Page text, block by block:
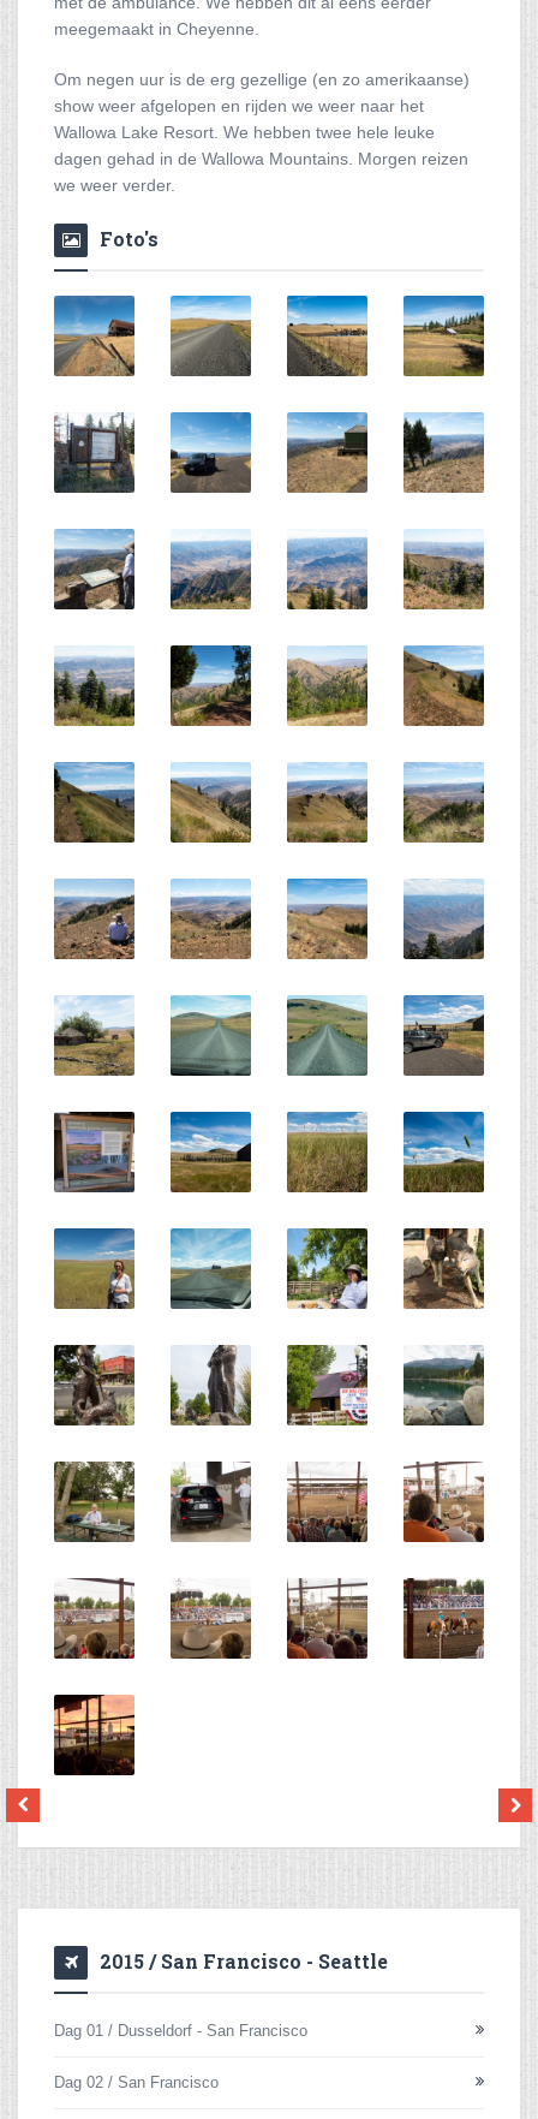
meegemaakt in Cheyenne.
Om negen uur is de erg gezellige (en zo amerikaanse)
show weer afgelopen en rijden we weer naar het
Wallowa Lake Resort. We hebben twee hele leuke
dagen gehad in de Wallowa Mountains. Morgen reizen
we weer verder.
Foto's
2015 / San Francisco - Seattle
Dag 01 / Dusseldorf - San Francisco
Dag 02 / San Francisco